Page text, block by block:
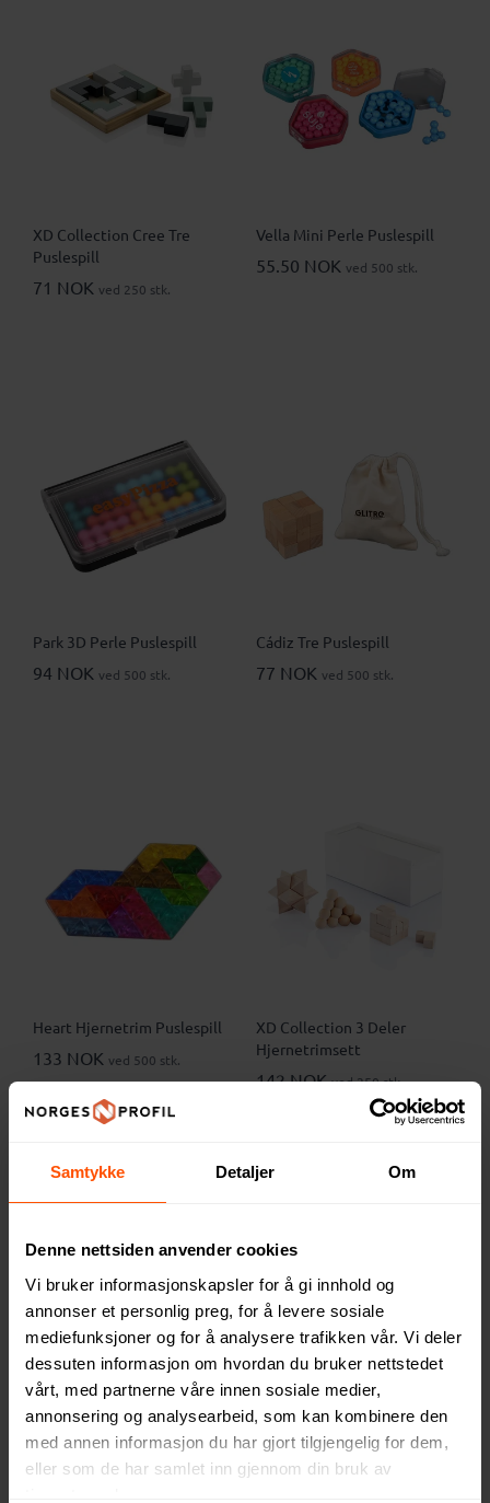
Samtykke Detaljer Om
Denne nettsiden anvender cookies
Vi bruker informasjonskapsler for å gi innhold og
annonser et personlig preg, for å levere sosiale
mediefunksjoner og for å analysere trafikken vår. Vi deler
dessuten informasjon om hvordan du bruker nettstedet
vårt, med partnerne våre innen sosiale medier,
annonsering og analysearbeid, som kan kombinere den
med annen informasjon du har gjort tilgjengelig for dem,
eller som de har samlet inn gjennom din bruk av
XD Collection Cree Tre
Puslespill
71 NOK ved 250 stk.
Vella Mini Perle Puslespill
55.50 NOK ved 500 stk.
Park 3D Perle Puslespill
94 NOK ved 500 stk.
Cádiz Tre Puslespill
77 NOK ved 500 stk.
Heart Hjernetrim Puslespill
133 NOK ved 500 stk.
XD Collection 3 Deler
Hjernetrimsett
142 NOKved 250 stk.
Vivi Puslespill Kube
37.95 NOK ved 500 stk.
Kosice Tre Tangram
Puslespill